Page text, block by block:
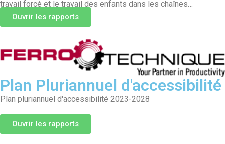
travail forcé et le travail des enfants dans les chaînes
d'approvisionnement
Ouvrir les rapports
Plan Pluriannuel d'accessibilité
Plan pluriannuel d'accessibilité 2023-2028
Ouvrir les rapports